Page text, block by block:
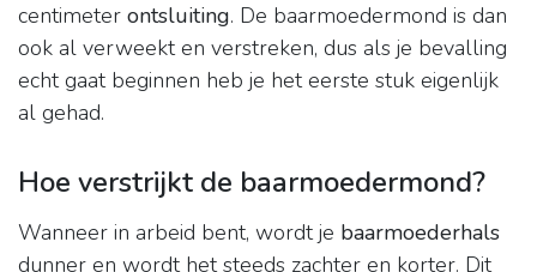
centimeter ontsluiting. De baarmoedermond is dan
ook al verweekt en verstreken, dus als je bevalling
echt gaat beginnen heb je het eerste stuk eigenlijk
al gehad.
Hoe verstrijkt de baarmoedermond?
Wanneer in arbeid bent, wordt je baarmoederhals
dunner en wordt het steeds zachter en korter. Dit